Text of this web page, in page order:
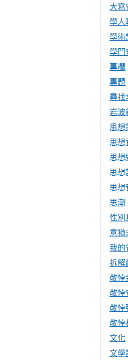
大寫
學人
學術
學門
專欄
專題
尋找
岩波
思想
思想
思想
思想
思想
思潮
性別
意猶
我的
拆解
敬悼
敬悼
敬悼
敬悼
文化
文學